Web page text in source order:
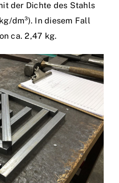
der Dichte des Stahls
dm³). In diesem Fall
ca. 2,47 kg.